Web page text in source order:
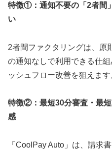
特徴①：通知不要の「2者間
い
2者間ファクタリングは、原
の通知なしで利用できる仕
ッシュフロー改善を狙えます
特徴②：最短30分審査・最
感
「CoolPay Auto」は、請求